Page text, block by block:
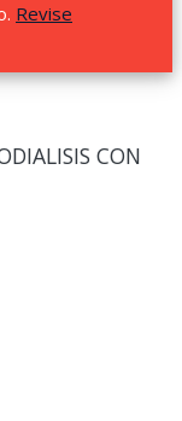
Revise
CON